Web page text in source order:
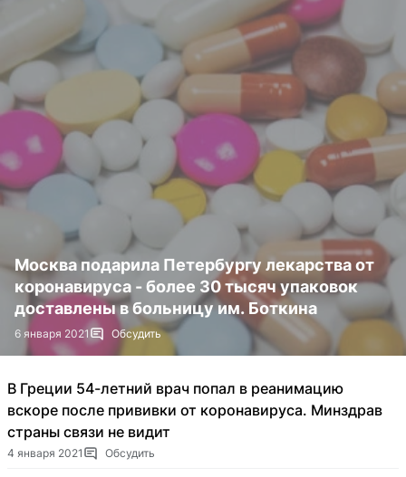
Москва подарила Петербургу лекарства от
коронавируса - более 30 тысяч упаковок
доставлены в больницу им. Боткина
6 января 2021 Обсудить
В Греции 54-летний врач попал в реанимацию
вскоре после прививки от коронавируса. Минздрав
страны связи не видит
4 января 2021 Обсудить